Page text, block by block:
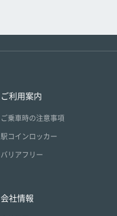
ご利用案内
ご乗車時の注意事項
駅コインロッカー
バリアフリー
会社情報